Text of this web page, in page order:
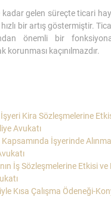
gelen süreçte ticari
bir artış göstermiştir.
önemli bir
korunması kaçınılmazdır.
İşyeri Kira Sözleşmelerine
Avukatı
İşyerinde
İş Sözleşmelerine Etkisi ve
Kısa Çalışma Ödeneği-